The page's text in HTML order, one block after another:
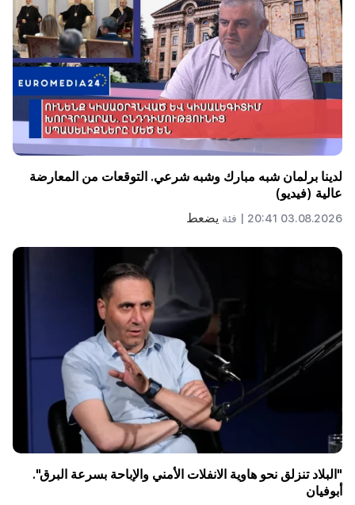
لدينا برلمان شبه مبارك وشبه شرعي. التوقعات من المعارضة
عالية (فيديو)
03.08.2026 20:41 | فئة يضعط
"البلاد تنزلق نحو هاوية الانفلات الأمني ​​والإباحة بسرعة البرق".
أبوفيان